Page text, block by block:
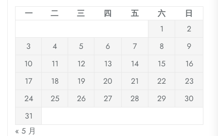
一
二 三 四 五 六
日
1
2
3
4 5 6 7 8
9
10
11 12 13 14 15
16
17
18 19 20 21 22
23
24
25 26 27 28 29
30
31
« 5 月